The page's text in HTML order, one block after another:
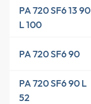
PA 720 SF6 13 90
L 100
PA 720 SF6 90
PA 720 SF6 90 L
52